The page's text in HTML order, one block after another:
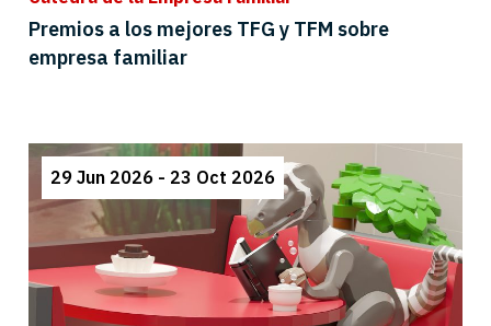
Premios a los mejores TFG y TFM sobre
empresa familiar
29 Jun 2026 - 23 Oct 2026